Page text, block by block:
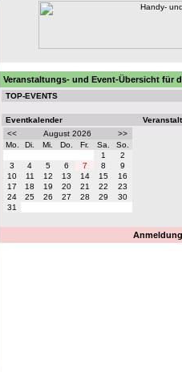
Veranstaltungs- und Event-Übersicht für
TOP-EVENTS
Eventkalender
<<
August 2026
>>
Mo.
Di. Mi. Do. Fr. Sa.
So.
1
2
3
4 5 6 7 8
9
10
11 12 13 14 15
16
17
18 19 20 21 22
23
24
25 26 27 28 29
30
31